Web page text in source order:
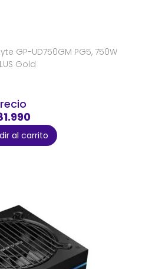
GP-UD750GM PG5, 750W
Gold
al carrito